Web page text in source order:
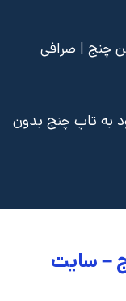
چنج | صرافی
به تاپ چنج بدون
– سایت